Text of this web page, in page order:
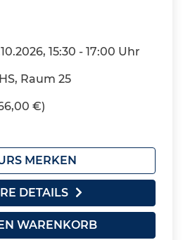
15:30 - 17:00 Uhr
Raum 25
€)
MERKEN
DETAILS
WARENKORB